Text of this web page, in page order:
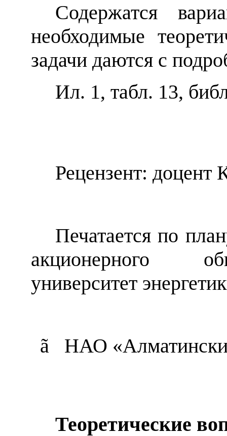
Содержатся
необходимые
задачи даются с
Ил. 1, табл. 13,
Рецензент:
Печатается по
акционерного
университет
ã НАО «
Теоретические